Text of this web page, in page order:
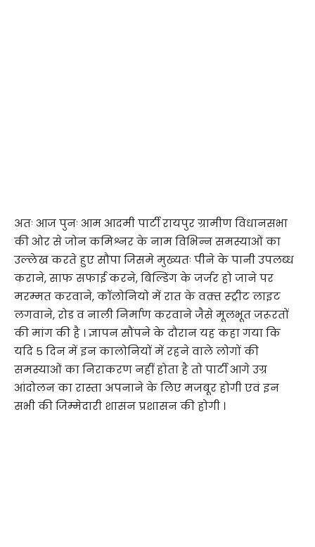
अतः आज पुनः आम आदमी पार्टी रायपुर ग्रामीण विधानसभा
की ओर से जोन कमिश्नर के नाम विभिन्न समस्याओं का
उल्लेख करते हुए सौपा जिसमे मुख्यतः पीने के पानी उपलब्ध
कराने, साफ सफाई करने, बिल्डिंग के जर्जर हो जाने पर
मरम्मत करवाने, कॉलोनियो में रात के वक़्त स्ट्रीट लाइट
लगवाने, रोड व नाली निर्माण करवाने जैसे मूलभूत जरूरतों
की मांग की है । ज्ञापन सौंपने के दौरान यह कहा गया कि
यदि 5 दिन में इन कालोनियों में रहने वाले लोगों की
समस्याओं का निराकरण नहीं होता है तो पार्टी आगे उग्र
आंदोलन का रास्ता अपनाने के लिए मजबूर होगी एवं इन
सभी की जिम्मेदारी शासन प्रशासन की होगी ।